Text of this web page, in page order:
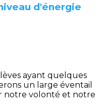
d'énergie
ayant quelques
un large éventail
notre volonté et notre